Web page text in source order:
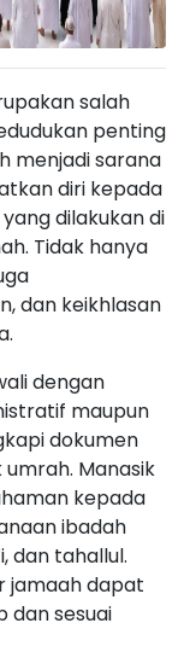
salah
penting
menjadi sarana
diri kepada
dilakukan di
Tidak hanya
dan keikhlasan
dengan
maupun
dokumen
Manasik
kepada
ibadah
dan tahallul.
jamaah dapat
dan sesuai